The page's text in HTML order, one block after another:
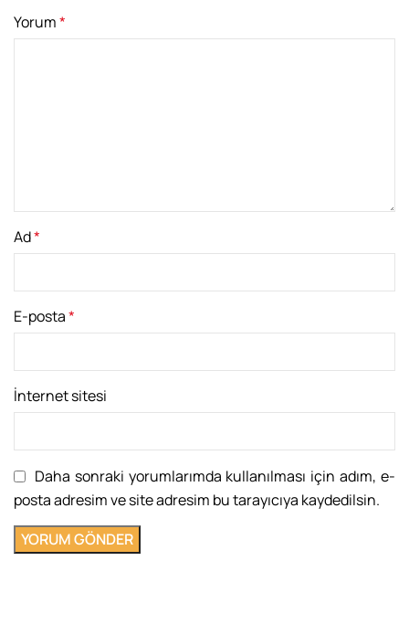
Yorum*
Ad*
E-posta*
İnternet sitesi
Daha sonraki yorumlarımda kullanılması için adım, e-
posta adresim ve site adresim bu tarayıcıya kaydedilsin.